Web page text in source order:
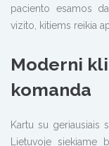
paciento esamos
vizito, kitiems reikia
Moderni
komanda
Kartu su geriausiais
Lietuvoje